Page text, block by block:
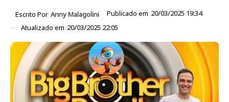
Escrito Por Anny Malagolini Publicado em 20/03/2025 19:34
Atualizado em 20/03/2025 22:05